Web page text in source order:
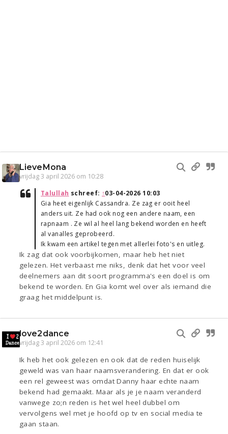
LieveMona
vrijdag 3 april 2026 om 10:28
Talullah schreef: ↑03-04-2026 10:03
Gia heet eigenlijk Cassandra. Ze zag er ooit heel
anders uit. Ze had ook nog een andere naam, een
rapnaam . Ze wil al heel lang bekend worden en heeft
al vanalles geprobeerd.
Ik kwam een artikel tegen met allerlei foto's en uitleg.
Ik zag dat ook voorbijkomen, maar heb het niet
gelezen. Het verbaast me niks, denk dat het voor veel
deelnemers aan dit soort programma's een doel is om
bekend te worden. En Gia komt wel over als iemand die
graag het middelpunt is.
love2dance
vrijdag 3 april 2026 om 12:41
Ik heb het ook gelezen en ook dat de reden huiselijk
geweld was van haar naamsverandering. En dat er ook
een rel geweest was omdat Danny haar echte naam
bekend had gemaakt. Maar als je je naam veranderd
vanwege zo;n reden is het wel heel dubbel om
vervolgens wel met je hoofd op tv en social media te
gaan staan.